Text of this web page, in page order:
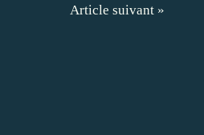
Article suivant »